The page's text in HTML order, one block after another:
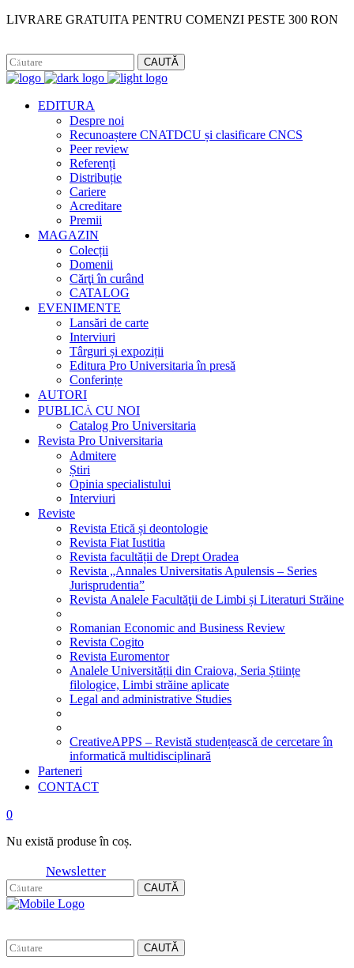
LIVRARE GRATUITA PENTRU COMENZI PESTE 300 RON
CAUTĂ
EDITURA
Despre noi
Recunoaștere CNATDCU și clasificare CNCS
Peer review
Referenți
Distribuție
Cariere
Acreditare
Premii
MAGAZIN
Colecții
Domenii
Cărţi în curând
CATALOG
EVENIMENTE
Lansări de carte
Interviuri
Târguri și expoziții
Editura Pro Universitaria în presă
Conferințe
AUTORI
PUBLICĂ CU NOI
Catalog Pro Universitaria
Revista Pro Universitaria
Admitere
Știri
Opinia specialistului
Interviuri
Reviste
Revista Etică și deontologie
Revista Fiat Iustitia
Revista facultății de Drept Oradea
Revista „Annales Universitatis Apulensis – Series
Jurisprudentia”
Revista Analele Facultăţii de Limbi și Literaturi Străine
Romanian Economic and Business Review
Revista Cogito
Revista Euromentor
Analele Universității din Craiova, Seria Științe
filologice, Limbi străine aplicate
Legal and administrative Studies
CreativeAPPS – Revistă studențească de cercetare în
informatică multidisciplinară
Parteneri
CONTACT
0
Nu există produse în coș.
Newsletter
CAUTĂ
CAUTĂ